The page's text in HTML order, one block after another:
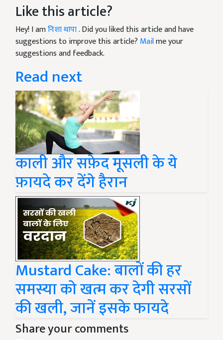
Like this article?
Hey! I amनिशा थापा. Did you liked this article and have
suggestions to improve this article? Mailme your
suggestions and feedback.
Read next
काली और सफ़ेद मूसली के ये
फ़ायदे कर देंगे हैरान
Mustard Cake: बालों की हर
समस्या को खत्म कर देगी सरसों
की खली, जानें इसके फायदे
Share your comments